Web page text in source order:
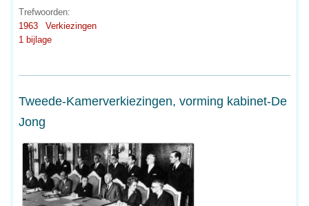
Trefwoorden:
1963
Verkiezingen
1 bijlage
Tweede-Kamerverkiezingen, vorming kabinet-De
Jong